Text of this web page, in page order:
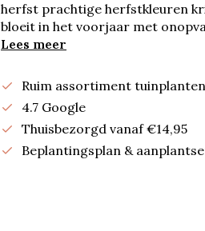
herfst prachtige herfstkleuren
bloeit in het voorjaar met
Lees meer
Ruim assortiment
4.7 Google
Thuisbezorgd vanaf €14,95
Beplantingsplan &